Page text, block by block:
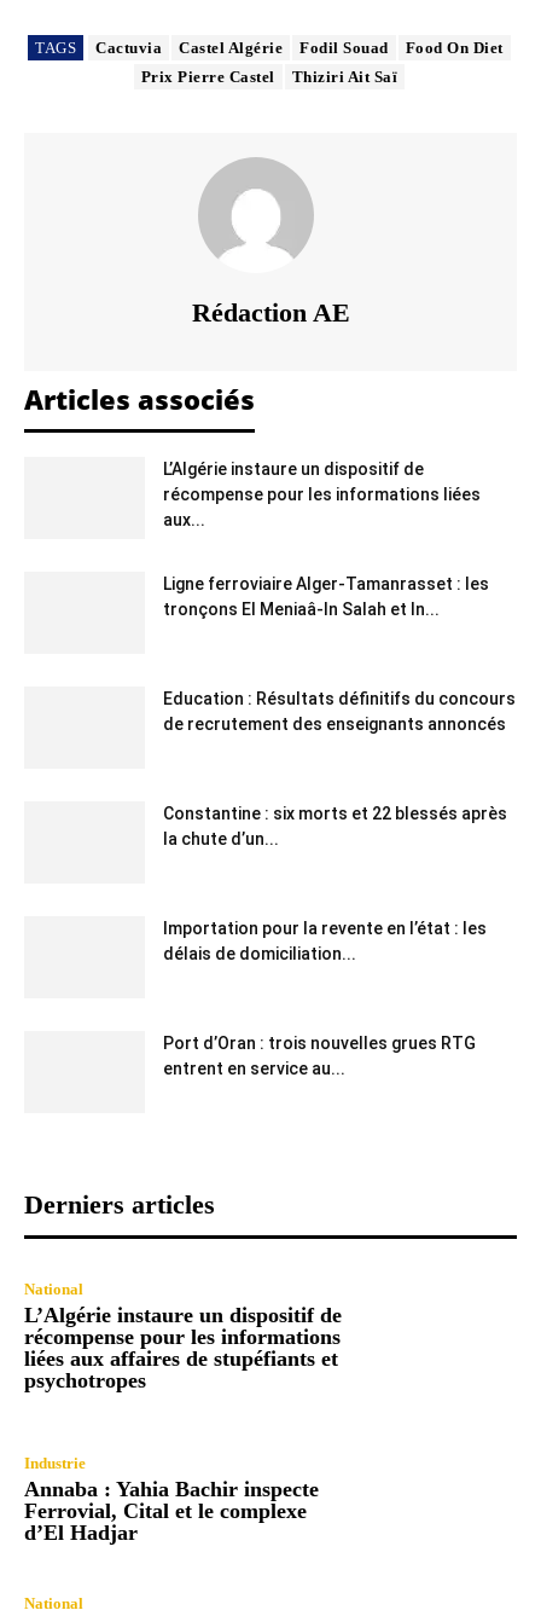
TAGS Cactuvia Castel Algérie Fodil Souad
Food On Diet
Prix Pierre Castel
Thiziri Ait Saï
Rédaction AE
Articles associés
L’Algérie instaure un dispositif de
récompense pour les informations liées
aux...
Ligne ferroviaire Alger-Tamanrasset : les
tronçons El Meniaâ-In Salah et In...
Education : Résultats définitifs du concours
de recrutement des enseignants annoncés
Constantine : six morts et 22 blessés après
la chute d’un...
Importation pour la revente en l’état : les
délais de domiciliation...
Port d’Oran : trois nouvelles grues RTG
entrent en service au...
Derniers articles
National
L’Algérie instaure un dispositif de
récompense pour les informations
liées aux affaires de stupéfiants et
psychotropes
Industrie
Annaba : Yahia Bachir inspecte
Ferrovial, Cital et le complexe
d’El Hadjar
National